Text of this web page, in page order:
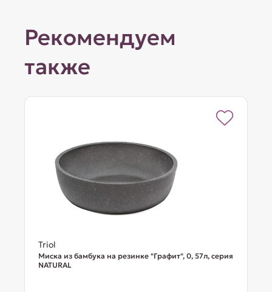
Рекомендуем
также
Triol
Миска из бамбука на резинке "Графит", 0, 57л, серия
NATURAL